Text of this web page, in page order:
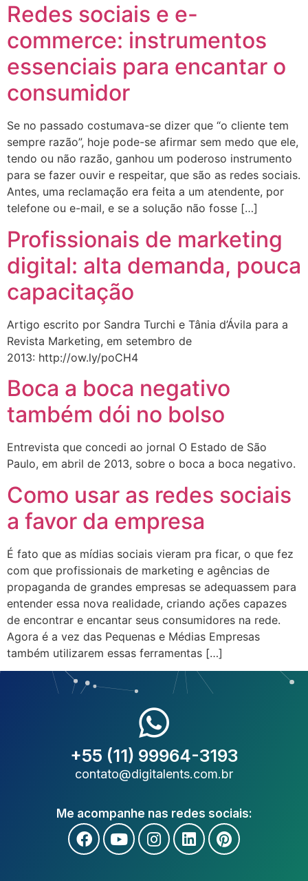
Redes sociais e e-
commerce: instrumentos
essenciais para encantar o
consumidor
Se no passado costumava-se dizer que “o cliente tem
sempre razão”, hoje pode-se afirmar sem medo que ele,
tendo ou não razão, ganhou um poderoso instrumento
para se fazer ouvir e respeitar, que são as redes sociais.
Antes, uma reclamação era feita a um atendente, por
telefone ou e-mail, e se a solução não fosse […]
Profissionais de marketing
digital: alta demanda, pouca
capacitação
Artigo escrito por Sandra Turchi e Tânia d’Ávila para a
Revista Marketing, em setembro de
2013: http://ow.ly/poCH4
Boca a boca negativo
também dói no bolso
Entrevista que concedi ao jornal O Estado de São
Paulo, em abril de 2013, sobre o boca a boca negativo.
Como usar as redes sociais
a favor da empresa
É fato que as mídias sociais vieram pra ficar, o que fez
com que profissionais de marketing e agências de
propaganda de grandes empresas se adequassem para
entender essa nova realidade, criando ações capazes
de encontrar e encantar seus consumidores na rede.
Agora é a vez das Pequenas e Médias Empresas
também utilizarem essas ferramentas […]
+55 (11) 99964-3193
contato@digitalents.com.br
Me acompanhe nas redes sociais: